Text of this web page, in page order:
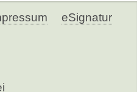
eSignatur